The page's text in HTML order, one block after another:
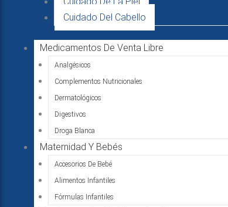
Cuidado Del Cabello
Medicamentos De Venta Libre
Analgésicos
Complementos Nutricionales
Dermatológicos
Digestivos
Droga Blanca
Maternidad Y Bebés
Accesorios De Bebé
Alimentos Infantiles
Fórmulas Infantiles